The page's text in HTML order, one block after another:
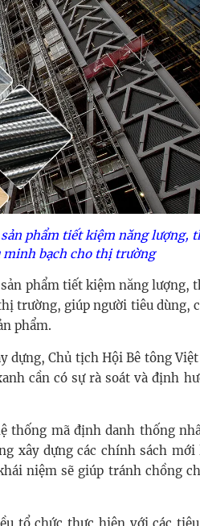
phẩm tiết kiệm năng lượng,
minh bạch cho thị trường
phẩm tiết kiệm năng lượng,
trường, giúp người tiêu dùng,
phẩm.
dựng, Chủ tịch Hội Bê tông
cần có sự rà soát và định
thống mã định danh thống
xây dựng các chính sách mới
niệm sẽ giúp tránh chồng